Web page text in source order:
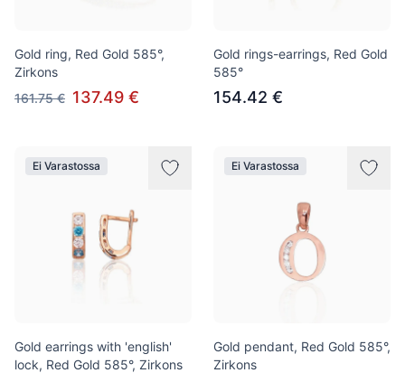
Gold ring, Red Gold 585°,
Zirkons
161.75 € 137.49 €
Gold rings-earrings, Red Gold
585°
154.42 €
Ei Varastossa
Gold earrings with 'english'
lock, Red Gold 585°, Zirkons
Ei Varastossa
Gold pendant, Red Gold 585°,
Zirkons